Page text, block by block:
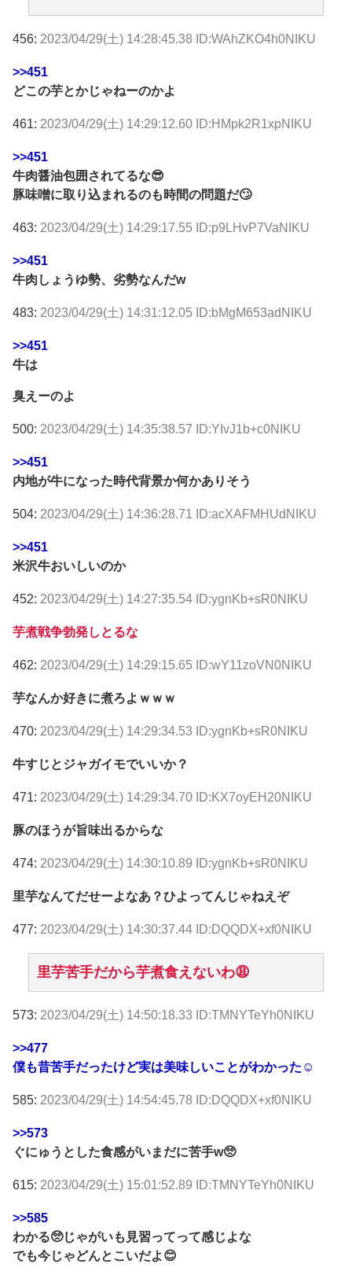
456: 2023/04/29(土) 14:28:45.38 ID:WAhZKO4h0NIKU
>>451
どこの芋とかじゃねーのかよ
461: 2023/04/29(土) 14:29:12.60 ID:HMpk2R1xpNIKU
>>451
牛肉醤油包囲されてるな😎
豚味噌に取り込まれるのも時間の問題だ🙄
463: 2023/04/29(土) 14:29:17.55 ID:p9LHvP7VaNIKU
>>451
牛肉しょうゆ勢、劣勢なんだw
483: 2023/04/29(土) 14:31:12.05 ID:bMgM653adNIKU
>>451
牛は
臭えーのよ
500: 2023/04/29(土) 14:35:38.57 ID:YIvJ1b+c0NIKU
>>451
内地が牛になった時代背景か何かありそう
504: 2023/04/29(土) 14:36:28.71 ID:acXAFMHUdNIKU
>>451
米沢牛おいしいのか
452: 2023/04/29(土) 14:27:35.54 ID:ygnKb+sR0NIKU
芋煮戦争勃発しとるな
462: 2023/04/29(土) 14:29:15.65 ID:wY11zoVN0NIKU
芋なんか好きに煮ろよｗｗｗ
470: 2023/04/29(土) 14:29:34.53 ID:ygnKb+sR0NIKU
牛すじとジャガイモでいいか？
471: 2023/04/29(土) 14:29:34.70 ID:KX7oyEH20NIKU
豚のほうが旨味出るからな
474: 2023/04/29(土) 14:30:10.89 ID:ygnKb+sR0NIKU
里芋なんてだせーよなあ？ひよってんじゃねえぞ
477: 2023/04/29(土) 14:30:37.44 ID:DQQDX+xf0NIKU
里芋苦手だから芋煮食えないわ😩
573: 2023/04/29(土) 14:50:18.33 ID:TMNYTeYh0NIKU
>>477
僕も昔苦手だったけど実は美味しいことがわかった☺
585: 2023/04/29(土) 14:54:45.78 ID:DQQDX+xf0NIKU
>>573
ぐにゅうとした食感がいまだに苦手w🥺
615: 2023/04/29(土) 15:01:52.89 ID:TMNYTeYh0NIKU
>>585
わかる🥺じゃがいも見習ってって感じよな
でも今じゃどんとこいだよ😊